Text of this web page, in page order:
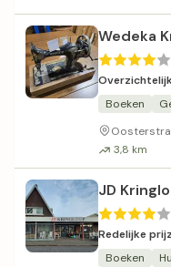
Wedeka
gevarieerd
Boeken
3,8 km
JD
Redelijke
de
Boeken